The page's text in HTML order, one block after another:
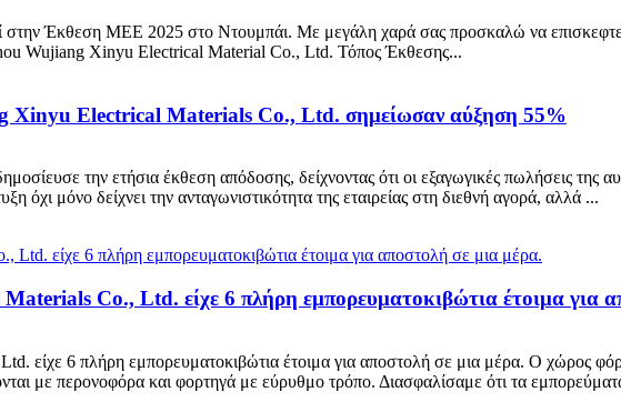
Έκθεση MEE 2025 στο Ντουμπάι. Με μεγάλη χαρά σας προσκαλώ να
Wujiang Xinyu Electrical Material Co., Ltd. Τόπος Έκθεσης...
Xinyu Electrical Materials Co., Ltd. σημείωσαν αύξηση 55%
την ετήσια έκθεση απόδοσης, δείχνοντας ότι οι εξαγωγικές πωλήσεις της
μόνο δείχνει την ανταγωνιστικότητα της εταιρείας στη διεθνή αγορά, αλλά ...
Co., Ltd. είχε 6 πλήρη εμπορευματοκιβώτια έτοιμα για
είχε 6 πλήρη εμπορευματοκιβώτια έτοιμα για αποστολή σε μια μέρα. Ο χώρος
με περονοφόρα και φορτηγά με εύρυθμο τρόπο. Διασφαλίσαμε ότι τα